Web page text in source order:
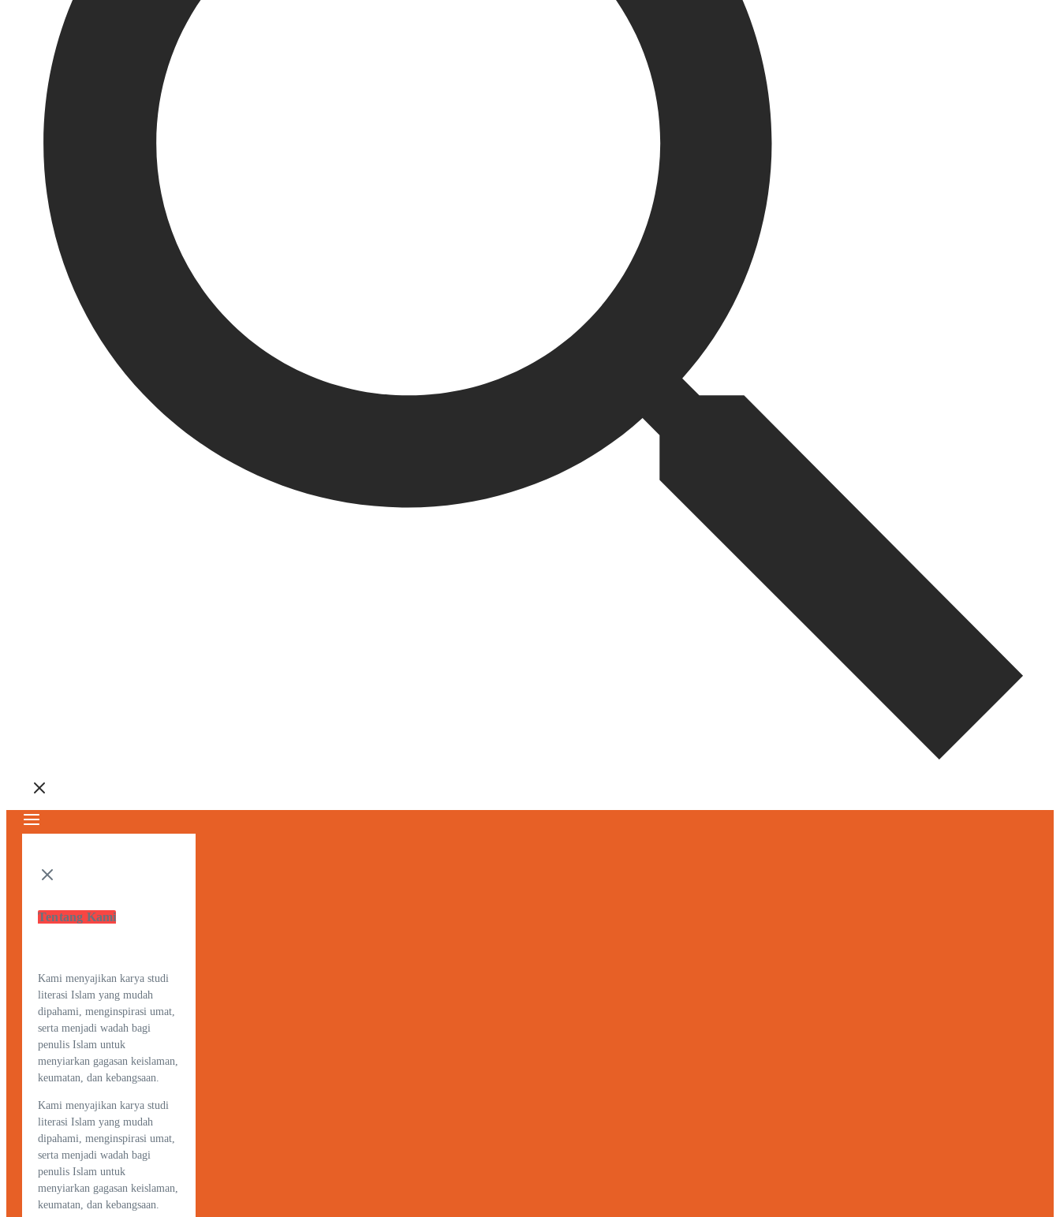
Tentang Kami
Kami menyajikan karya studi
literasi Islam yang mudah
dipahami, menginspirasi umat,
serta menjadi wadah bagi
penulis Islam untuk
menyiarkan gagasan keislaman,
keumatan, dan kebangsaan.
Kami menyajikan karya studi
literasi Islam yang mudah
dipahami, menginspirasi umat,
serta menjadi wadah bagi
penulis Islam untuk
menyiarkan gagasan keislaman,
keumatan, dan kebangsaan.